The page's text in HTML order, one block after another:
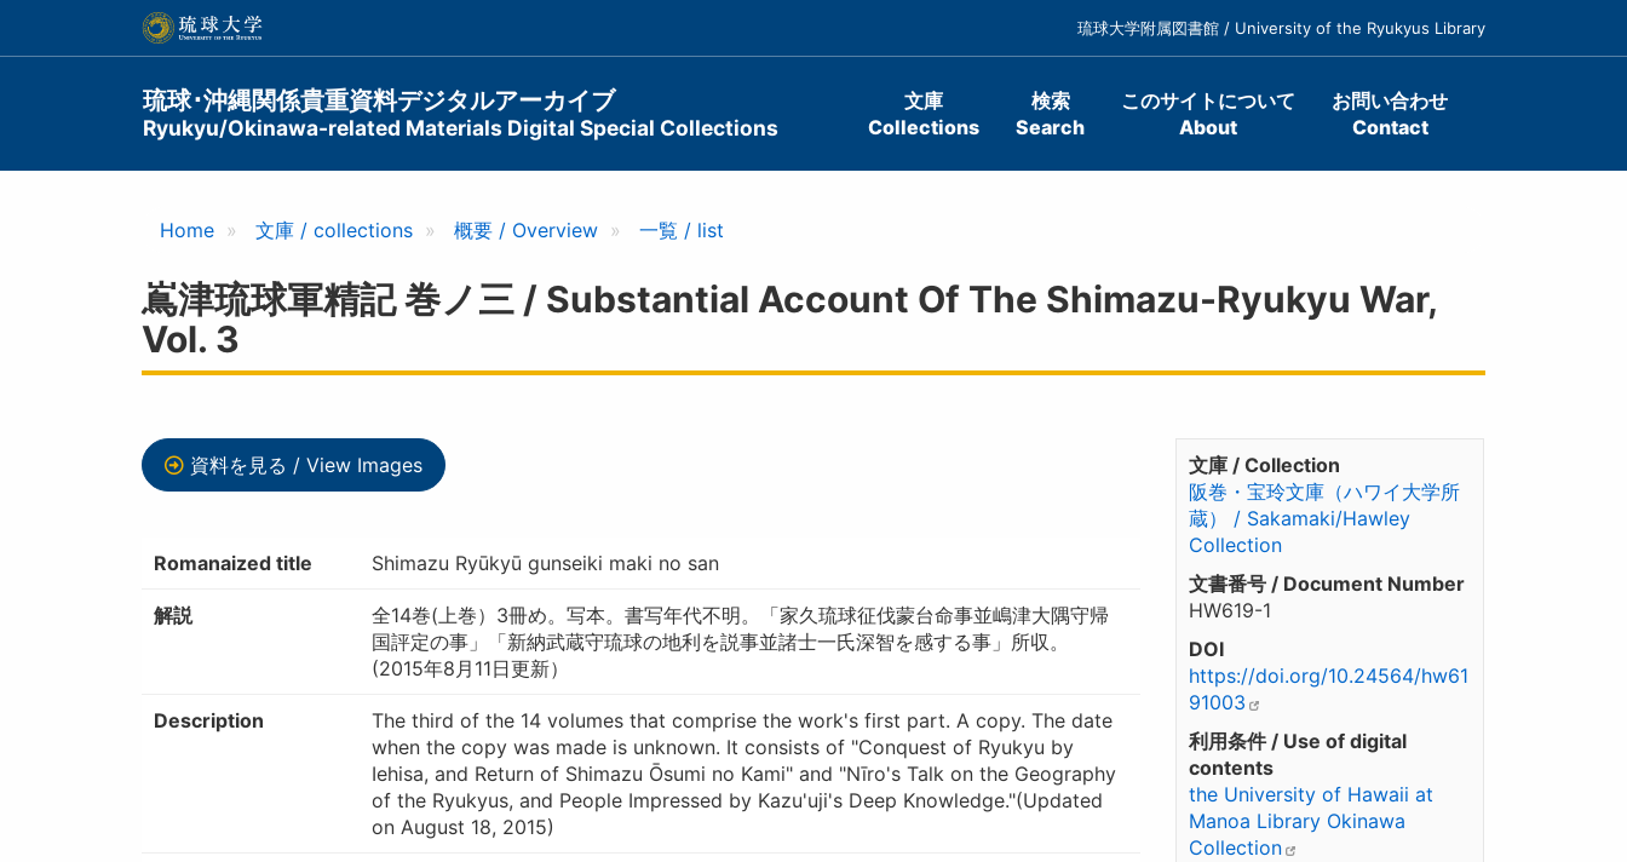
ン
琉球大学附属図書館 / University of the Ryukyus Library
琉球･沖縄関係貴重資料デジタルアーカイブ
Ryukyu/Okinawa-related Materials Digital Special Collections
Main
navigation
文庫
Collections
検索
Search
このサイトについて
About
お問い合わせ
Contact
Home 文庫 / collections 概要 / Overview 一覧 / list
嶌津琉球軍精記 巻ノ三 / Substantial Account Of The Shimazu-Ryukyu War,
Vol. 3
資料を見る / View Images
Romanaized title Shimazu Ryūkyū gunseiki maki no san
解説
全14巻(上巻）3冊め。写本。書写年代不明。「家久琉球征伐蒙台命事並嶋津大隅守帰
国評定の事」「新納武蔵守琉球の地利を説事並諸士一氏深智を感する事」所収。
(2015年8月11日更新）
Description
The third of the 14 volumes that comprise the work's first part. A copy. The date
when the copy was made is unknown. It consists of "Conquest of Ryukyu by
Iehisa, and Return of Shimazu Ōsumi no Kami" and "Nīro's Talk on the Geography
of the Ryukyus, and People Impressed by Kazu'uji's Deep Knowledge."(Updated
on August 18, 2015)
文庫 / Collection
阪巻・宝玲文庫（ハワイ大学所
蔵） / Sakamaki/Hawley
Collection
文書番号 / Document Number
HW619-1
DOI
https://doi.org/10.24564/hw61
91003
利用条件 / Use of digital
contents
the University of Hawaii at
Manoa Library Okinawa
Collection